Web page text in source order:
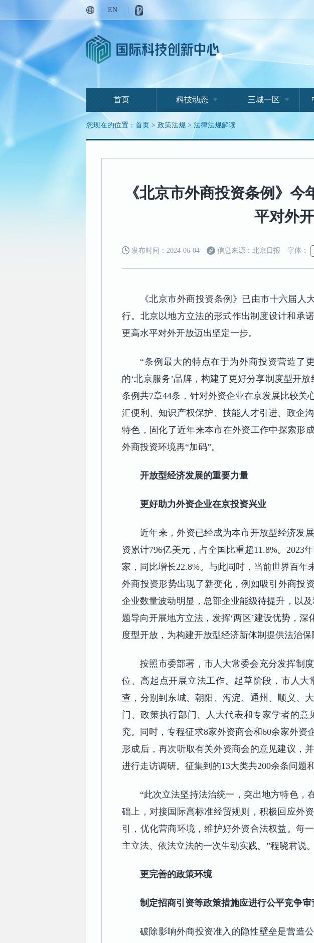
EN
首页 科技动态 三城一区
您现在的位置： 首页 > 政策法规 > 法律法规解读
《北京市外商投资条例》
平对外
发布时间：2024-06-04 信息来源：北京日报 字体：
《北京市外商投资条例》已由市十六届
行。北京以地方立法的形式作出制度设计和承
更高水平对外开放迈出坚定一步。
“条例最大的特点在于为外商投资营造了
的‘北京服务’品牌，构建了更好分享制度型开
条例共7章44条，针对外资企业在京发展比较
汇便利、知识产权保护、技能人才引进、政企
特色，固化了近年来本市在外资工作中探索形
外商投资环境再“加码”。
开放型经济发展的重要力量
更好助力外资企业在京投资兴业
近年来，外资已经成为本市开放型经济发
资累计796亿美元，占全国比重超11.8%。2023
家，同比增长22.8%。与此同时，当前世界百
外商投资形势出现了新变化，例如吸引外商投
企业数量波动明显，总部企业能级待提升，以
题导向开展地方立法，发挥‘两区’建设优势，
度型开放，为构建开放型经济新体制提供法治保
按照市委部署，市人大常委会充分发挥制
位、高起点开展立法工作。起草阶段，市人
查，分别到东城、朝阳、海淀、通州、顺义、
门、政策执行部门、人大代表和专家学者的
究。同时，专程征求8家外资商会和60余家外
形成后，再次听取有关外资商会的意见建议，
进行走访调研。征集到的13大类共200余条问题
“此次立法坚持法治统一，突出地方特色，
础上，对接国际高标准经贸规则，积极回应外
引，优化营商环境，维护好外资合法权益。每
主立法、依法立法的一次生动实践。”程晓君说。
更完善的政策环境
制定招商引资等政策措施应进行公平竞争审
破除影响外商投资准入的隐性壁垒是营造